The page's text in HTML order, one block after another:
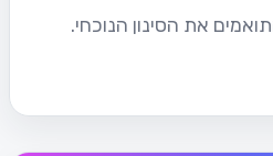
את הסינון הנוכחי.